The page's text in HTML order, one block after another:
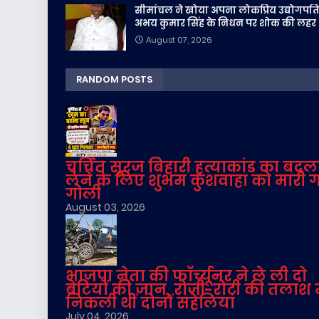
सीमांचल ने खोया अपना लोकप्रिय
अभय कुमार सिंह के निधन पर शोक की लहर
August 07, 2026
RANDOM POSTS
चर्चित सूरज बिहारी हत्याकांड का
लेने के लिए शुभम कुशवाहा को मारी
गोली
August 03, 2026
भाजपा नेता की फॉर्च्यूनर ने ले ली दो
बेटियों की जान, रोजी-रोटी की तलाश
निकली थीं दोनों सहेलियां
July 04, 2026